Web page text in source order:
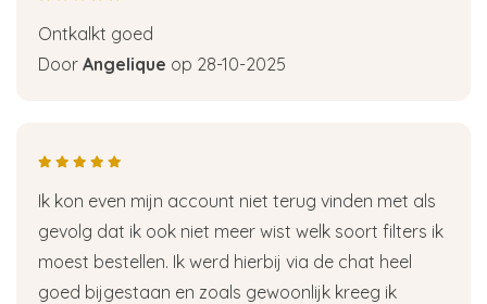
Ontkalkt goed
Door Angelique op 28-10-2025
Ik kon even mijn account niet terug vinden met als
gevolg dat ik ook niet meer wist welk soort filters ik
moest bestellen. Ik werd hierbij via de chat heel
goed bijgestaan en zoals gewoonlijk kreeg ik